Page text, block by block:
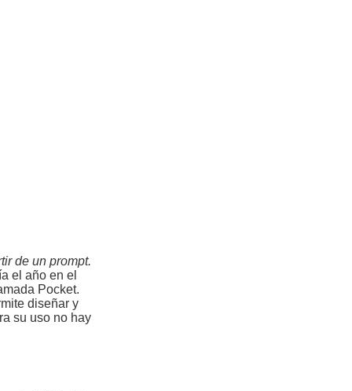
de un prompt.
el año en el
Pocket.
diseñar y
su uso no hay